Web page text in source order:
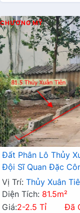
CHƯƠNG MỸ
Đất Phân Lô Thủy
Đội Sĩ Quan Đặc
Vị Trí: Thủy Xuân
Diện Tích: 81.5m²
Giá:2-2.5 Tỉ Đã